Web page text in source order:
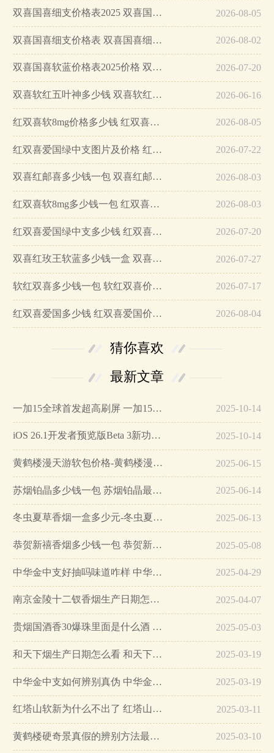
双喜国喜细支价格表2025 双喜国喜细支怎么样… 2026-08-05
双喜国喜细支价格表 双喜国喜细支怎么样… 2026-08-02
双喜国喜软蓝价格表2025价格 双喜国喜软蓝价格及参数一览… 2026-07-20
双喜软红五叶神多少钱 双喜软红五叶神香烟价格表图… 2026-06-16
红双喜软8mg价格多少钱 红双喜软8mg烟报价详情… 2026-08-05
红双喜爱国绿中支图片及价格 红双喜爱国香烟多少钱… 2026-07-22
双喜红邮喜多少钱一包 双喜红邮喜怎么样… 2026-08-03
红双喜软8mg多少钱一包 红双喜软8mg香烟价格表图… 2026-08-03
红双喜爱国绿中支多少钱 红双喜爱国绿中支价格参数… 2026-07-20
双喜红玫王软蓝多少钱一盒 双喜红玫王软蓝价格表和图片… 2026-07-27
软红双喜多少钱一包 软红双喜价格图片一览… 2026-07-17
红双喜爱国多少钱 红双喜爱国价格及口感介绍！… 2026-08-04
猜你喜欢
最新文章
一加15全球首发超高刷屏 一加15参数详细配置… 2025-10-14
iOS 26.1开发者预览版Beta 3新功能详解… 2025-10-14
黄鹤楼漫天游软包价格-黄鹤楼漫天游软包多少钱一盒… 2025-06-15
苏烟铂晶多少钱一包 苏烟铂晶最新价格… 2025-06-14
冬虫夏草香烟一盒多少元-冬虫夏草香烟一盒多少元2025最新价格… 2025-06-13
恭贺新禧香烟多少钱一包 恭贺新禧香烟价格表和图片… 2025-05-08
中华金中支好抽吗味道咋样 中华金中支口感特点介绍… 2025-04-29
南京金陵十二钗香烟生产日期怎么看 南京金陵十二钗香烟保质期… 2025-04-07
贵烟国酒香30爆珠里面是什么酒 贵烟国酒香30怎么辨别真假… 2025-05-03
和天下烟生产日期怎么看 和天下烟真假辨别方法六个方面… 2025-03-19
中华金中支如何辨别真伪 中华金中支真假烟鉴别方法… 2025-03-19
红塔山软新为什么不出了 红塔山软新烟停售原因详解… 2025-03-11
黄鹤楼硬奇景真假的辨别方法最简单版… 2025-03-10